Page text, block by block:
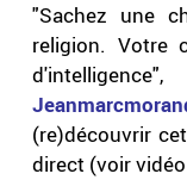
"Sachez une
religion. Votre
(re)découvrir
direct (voir